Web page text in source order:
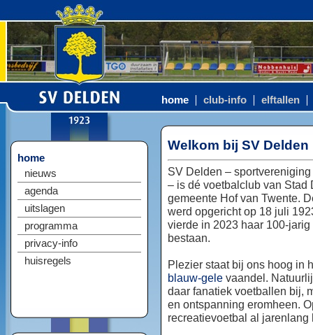
home club-info elftallen
home
nieuws
agenda
uitslagen
programma
privacy-info
huisregels
Welkom bij SV Delden
SV Delden –
– is dé voetbalclub van Stad
gemeente Hof van Twente.
werd opgericht op 18 juli
vierde in 2023 haar 100-jarig
bestaan.
Plezier staat bij ons hoog in
blauw-gele vaandel.
daar fanatiek voetballen bij,
en ontspanning eromheen.
recreatievoetbal al jarenlang